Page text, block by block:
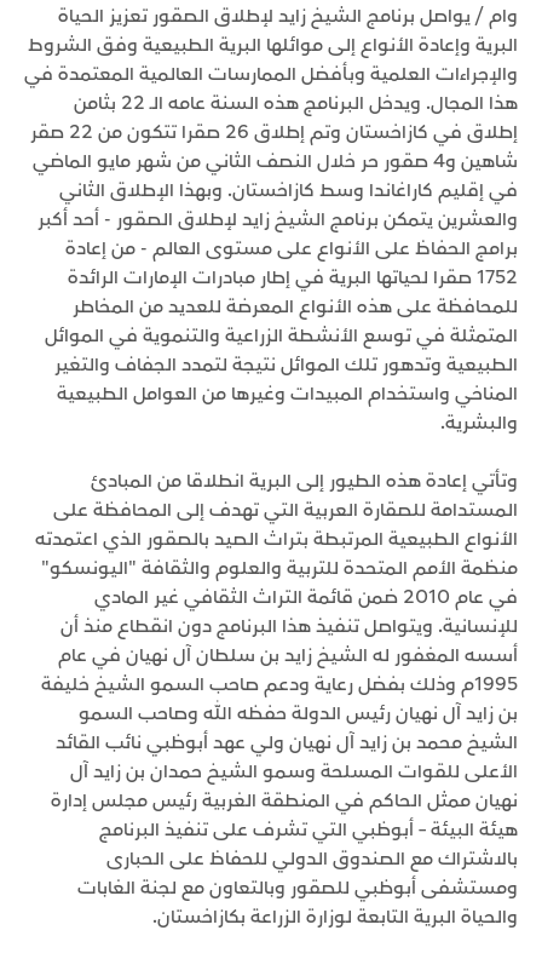
وام / يواصل برنامج الشيخ زايد لإطلاق الصقور تعزيز الحياة
البرية وإعادة الأنواع إلى موائلها البرية الطبيعية وفق الشروط
والإجراءات العلمية وبأفضل الممارسات العالمية المعتمدة في
هذا المجال. ويدخل البرنامج هذه السنة عامه الـ 22 بثامن
إطلاق في كازاخستان وتم إطلاق 26 صقرا تتكون من 22 صقر
شاهين و4 صقور حر خلال النصف الثاني من شهر مايو الماضي
في إقليم كاراغاندا وسط كازاخستان. وبهذا الإطلاق الثاني
والعشرين يتمكن برنامج الشيخ زايد لإطلاق الصقور - أحد أكبر
برامج الحفاظ على الأنواع على مستوى العالم - من إعادة
1752 صقرا لحياتها البرية في إطار مبادرات الإمارات الرائدة
للمحافظة على هذه الأنواع المعرضة للعديد من المخاطر
المتمثلة في توسع الأنشطة الزراعية والتنموية في الموائل
الطبيعية وتدهور تلك الموائل نتيجة لتمدد الجفاف والتغير
المناخي واستخدام المبيدات وغيرها من العوامل الطبيعية
والبشرية.
وتأتي إعادة هذه الطيور إلى البرية انطلاقا من المبادئ
المستدامة للصقارة العربية التي تهدف إلى المحافظة على
الأنواع الطبيعية المرتبطة بتراث الصيد بالصقور الذي اعتمدته
منظمة الأمم المتحدة للتربية والعلوم والثقافة "اليونسكو"
في عام 2010 ضمن قائمة التراث الثقافي غير المادي
للإنسانية. ويتواصل تنفيذ هذا البرنامج دون انقطاع منذ أن
أسسه المغفور له الشيخ زايد بن سلطان آل نهيان في عام
1995م وذلك بفضل رعاية ودعم صاحب السمو الشيخ خليفة
بن زايد آل نهيان رئيس الدولة حفظه الله وصاحب السمو
الشيخ محمد بن زايد آل نهيان ولي عهد أبوظبي نائب القائد
الأعلى للقوات المسلحة وسمو الشيخ حمدان بن زايد آل
نهيان ممثل الحاكم في المنطقة الغربية رئيس مجلس إدارة
هيئة البيئة – أبوظبي التي تشرف على تنفيذ البرنامج
بالاشتراك مع الصندوق الدولي للحفاظ على الحبارى
ومستشفى أبوظبي للصقور وبالتعاون مع لجنة الغابات
والحياة البرية التابعة لوزارة الزراعة بكازاخستان.